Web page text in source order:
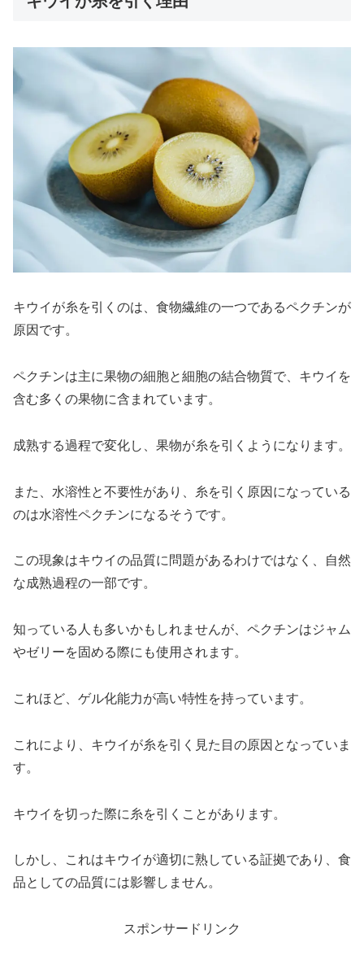
キウイが糸を引くのは、食物繊維の一つであるペクチンが
原因です。
ペクチンは主に果物の細胞と細胞の結合物質で、キウイを
含む多くの果物に含まれています。
成熟する過程で変化し、果物が糸を引くようになります。
また、水溶性と不要性があり、糸を引く原因になっている
のは水溶性ペクチンになるそうです。
この現象はキウイの品質に問題があるわけではなく、自然
な成熟過程の一部です。
知っている人も多いかもしれませんが、ペクチンはジャム
やゼリーを固める際にも使用されます。
これほど、ゲル化能力が高い特性を持っています。
これにより、キウイが糸を引く見た目の原因となっていま
す。
キウイを切った際に糸を引くことがあります。
しかし、これはキウイが適切に熟している証拠であり、食
品としての品質には影響しません。
スポンサードリンク